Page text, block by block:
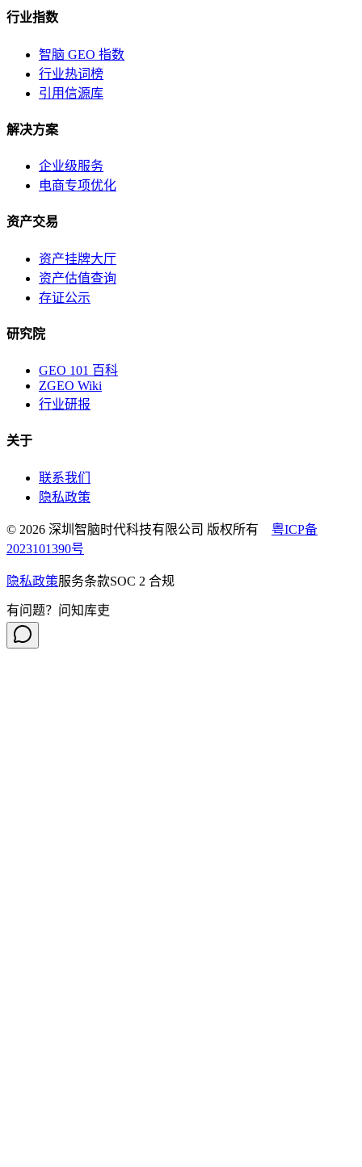
行业指数
智脑 GEO 指数
行业热词榜
引用信源库
解决方案
企业级服务
电商专项优化
资产交易
资产挂牌大厅
资产估值查询
存证公示
研究院
GEO 101 百科
ZGEO Wiki
行业研报
关于
联系我们
隐私政策
© 2026 深圳智脑时代科技有限公司 版权所有 粤ICP备
2023101390号
隐私政策服务条款SOC 2 合规
有问题？问知库吏